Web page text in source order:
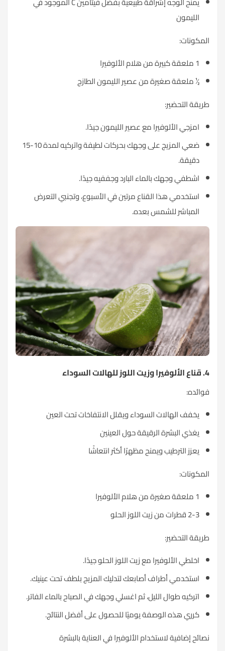
الليمون
المكونات:
1 ملعقة كبيرة من هلام الألوفيرا
½ ملعقة صغيرة من عصير الليمون الطازج
طريقة التحضير:
امزجي الألوفيرا مع عصير الليمون جيدًا.
ضعي المزيج على وجهك بحركات لطيفة واتركيه لمدة 10-15
دقيقة.
اشطفي وجهك بالماء البارد وجففيه جيدًا.
استخدمي هذا القناع مرتين في الأسبوع، وتجنبي التعرض
المباشر للشمس بعده.
4. قناع الألوفيرا وزيت اللوز للهالات السوداء
فوائده:
يخفف الهالات السوداء ويقلل الانتفاخات تحت العين
يغذي البشرة الرقيقة حول العينين
يعزز الترطيب ويمنح مظهرًا أكثر انتعاشًا
المكونات:
1 ملعقة صغيرة من هلام الألوفيرا
2-3 قطرات من زيت اللوز الحلو
طريقة التحضير:
اخلطي الألوفيرا مع زيت اللوز الحلو جيدًا.
استخدمي أطراف أصابعك لتدليك المزيج بلطف تحت عينيك.
اتركيه طوال الليل، ثم اغسلي وجهك في الصباح بالماء الفاتر.
كرري هذه الوصفة يوميًا للحصول على أفضل النتائج.
نصائح إضافية لاستخدام الألوفيرا في العناية بالبشرة